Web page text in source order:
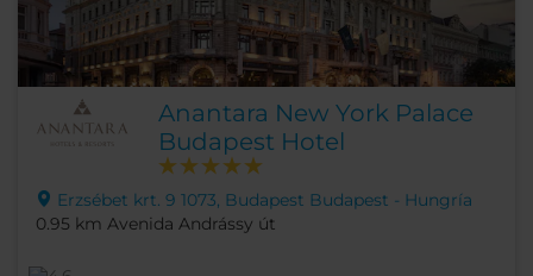
Anantara New York Palace
Budapest Hotel
Erzsébet krt. 9 1073, Budapest Budapest - Hungría
0.95 km Avenida Andrássy út